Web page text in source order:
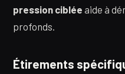
pression ciblée aide à
profonds.
Étirements